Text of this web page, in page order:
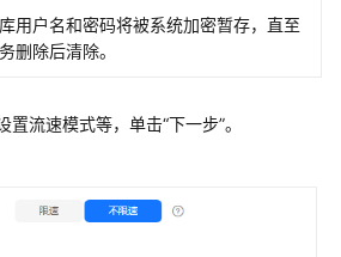
用户名和密码将被系统加密暂存，直至
删除后清除。
置流速模式等，单击“下一步”。